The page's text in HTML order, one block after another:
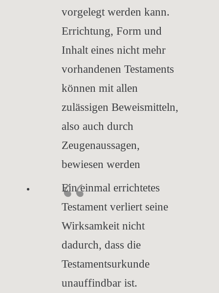
vorgelegt werden kann.
Errichtung, Form und
Inhalt eines nicht mehr
vorhandenen Testaments
können mit allen
zulässigen Beweismitteln,
also auch durch
Zeugenaussagen,
bewiesen werden
Ein einmal errichtetes
Testament verliert seine
Wirksamkeit nicht
dadurch, dass die
Testamentsurkunde
unauffindbar ist.